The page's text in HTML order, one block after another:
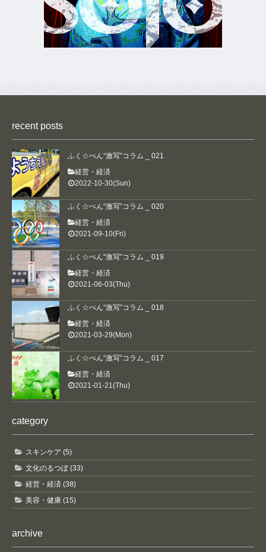
取材のご希望
編集部
お問い合わせ
プライバシーポリシー
著作権・免責事項
recent posts
ふく☆ぺん“激写”コラム _ 021
経営・経済
2022-10-30(Sun)
ふく☆ぺん“激写”コラム _ 020
経営・経済
2021-09-10(Fri)
ふく☆ぺん“激写”コラム _ 019
経営・経済
2021-06-03(Thu)
ふく☆ぺん“激写”コラム _ 018
経営・経済
2021-03-29(Mon)
ふく☆ぺん“激写”コラム _ 017
経営・経済
2021-01-21(Thu)
category
スキンケア (5)
文化のるつぼ (33)
経営・経済 (38)
美容・健康 (15)
archive